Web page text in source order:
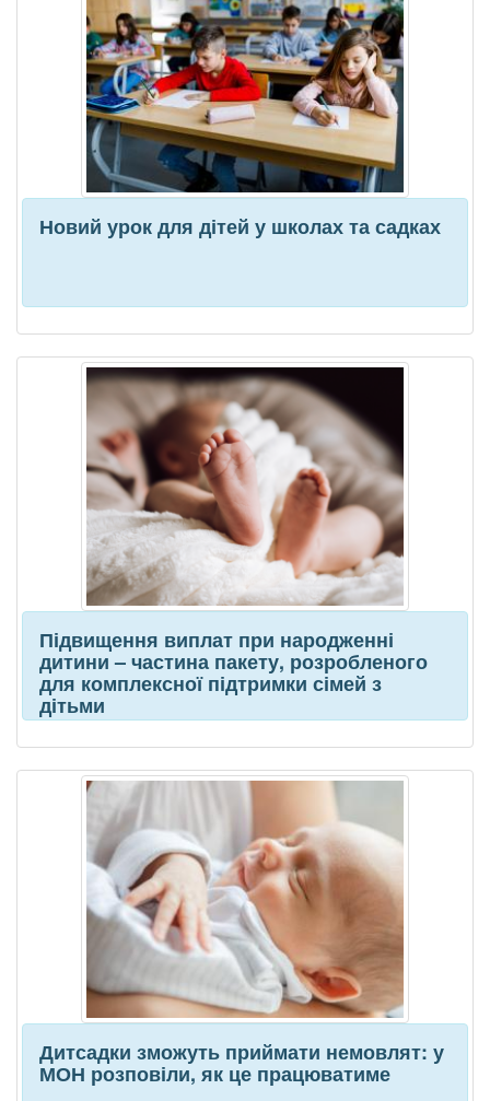
Новий урок для дітей у школах та садках
Підвищення виплат при народженні
дитини – частина пакету, розробленого
для комплексної підтримки сімей з
дітьми
Дитсадки зможуть приймати немовлят: у
МОН розповіли, як це працюватиме